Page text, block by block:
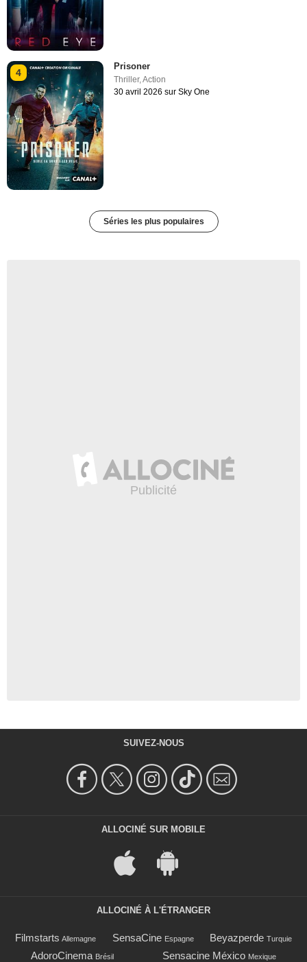
4
Prisoner
Thriller,Action
30 avril 2026 sur Sky One
Séries les plus populaires
SUIVEZ-NOUS
ALLOCINÉ SUR MOBILE
ALLOCINÉ À L'ÉTRANGER
Filmstarts Allemagne SensaCine Espagne Beyazperde Turquie
AdoroCinema Brésil Sensacine México Mexique